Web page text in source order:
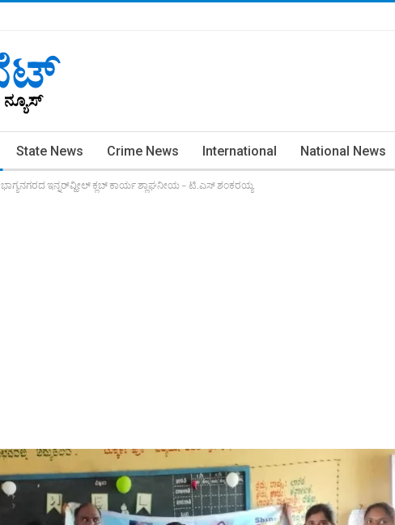
State News Crime News International National News
ಭಾಗ್ಯನಗರದ ಇನ್ನರ್‌ವ್ಹೀಲ್ ಕ್ಲಬ್ ಕಾರ್ಯ ಶ್ಲಾಘನೀಯ – ಟಿ.ಎಸ್ ಶಂಕರಯ್ಯ